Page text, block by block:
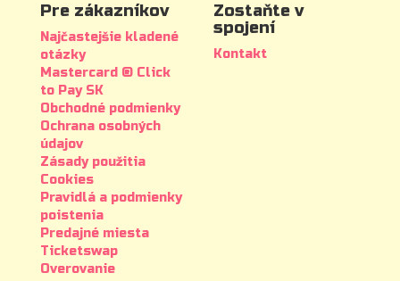
Pre zákazníkov
Najčastejšie kladené
otázky
Mastercard ® Click
to Pay SK
Obchodné podmienky
Ochrana osobných
údajov
Zásady použitia
Cookies
Pravidlá a podmienky
poistenia
Predajné miesta
Ticketswap
Overovanie
Zostaňte v
spojení
Kontakt